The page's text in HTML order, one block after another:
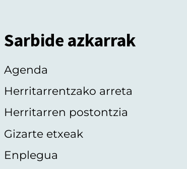
Sarbide azkarrak
Agenda
Herritarrentzako arreta
Herritarren postontzia
Gizarte etxeak
Enplegua